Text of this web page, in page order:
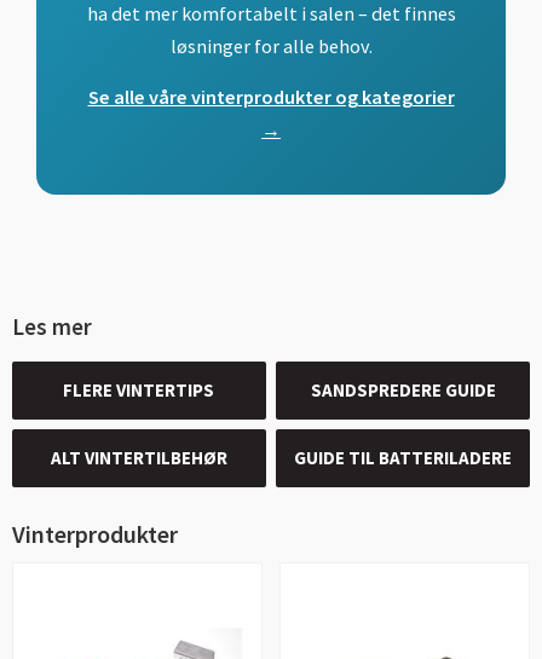
ha det mer komfortabelt i salen – det finnes
løsninger for alle behov.
Se alle våre vinterprodukter og kategorier
→
Les mer
FLERE VINTERTIPS SANDSPREDERE GUIDE
ALT VINTERTILBEHØR GUIDE TIL BATTERILADERE
Vinterprodukter